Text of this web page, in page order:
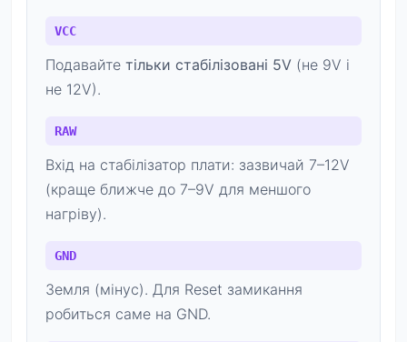
VCC
Подавайте тільки стабілізовані 5V (не 9V і
не 12V).
RAW
Вхід на стабілізатор плати: зазвичай 7–12V
(краще ближче до 7–9V для меншого
нагріву).
GND
Земля (мінус). Для Reset замикання
робиться саме на GND.